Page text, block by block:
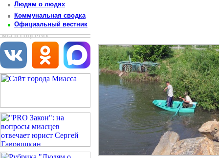
Людям о людях
Коммунальная сводка
Официальный вестник
мы в соцсетях